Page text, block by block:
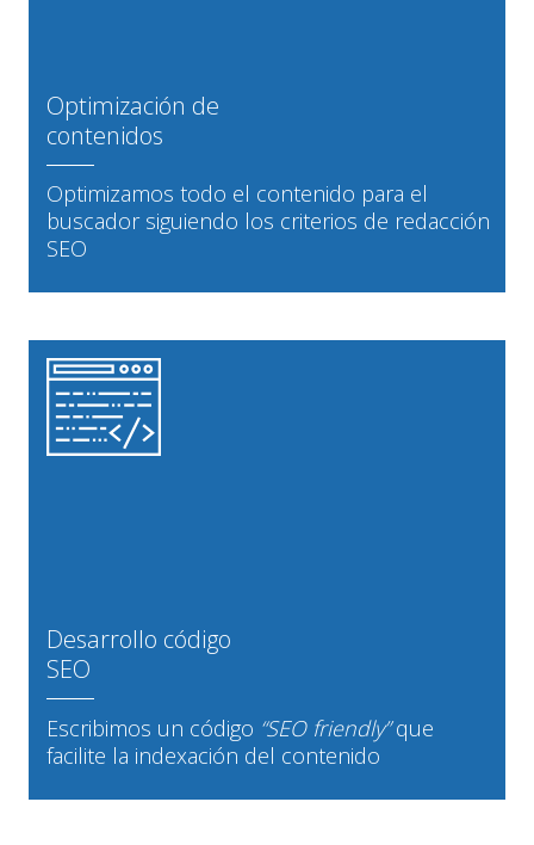
Optimización de
contenidos
Optimizamos todo el contenido para el
buscador siguiendo los criterios de redacción
SEO
Desarrollo código
SEO
Escribimos un código “SEO friendly”que
facilite la indexación del contenido